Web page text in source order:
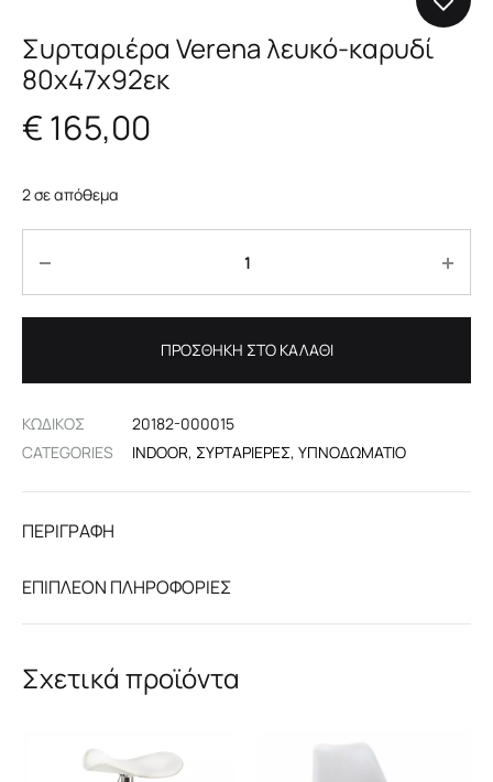
Συρταριέρα Verena λευκό-καρυδί
80x47x92εκ
€165,00
2 σε απόθεμα
ΠΡΟΣΘΉΚΗ ΣΤΟ ΚΑΛΆΘΙ
ΚΩΔΙΚΟΣ
20182-000015
CATEGORIES
INDOOR, ΣΥΡΤΑΡΙΈΡΕΣ, ΥΠΝΟΔΩΜΆΤΙΟ
ΠΕΡΙΓΡΑΦΉ
ΕΠΙΠΛΈΟΝ ΠΛΗΡΟΦΟΡΊΕΣ
Σχετικά προϊόντα